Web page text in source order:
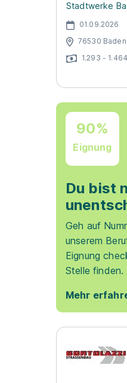
Stadtwerke
01.09.2026
76530
1.293 -
90%
Eignung
Du bist
Geh auf
unserem
Eignung
Stelle finden.
Mehr